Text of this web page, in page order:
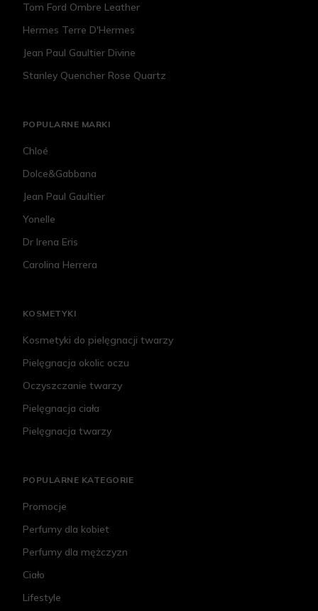
Tom Ford Ombre Leather
Hermes Terre D'Hermes
Jean Paul Gaultier Divine
Stanley Quencher Rose Quartz
POPULARNE MARKI
Chloé
Dolce&Gabbana
Jean Paul Gaultier
Yonelle
Dr Irena Eris
Carolina Herrera
KOSMETYKI
Kosmetyki do pielęgnacji twarzy
Pielęgnacja okolic oczu
Oczyszczanie twarzy
Pielęgnacja ciała
Pielęgnacja twarzy
POPULARNE KATEGORIE
Promocje
Perfumy dla kobiet
Perfumy dla mężczyzn
Ciało
Lifestyle